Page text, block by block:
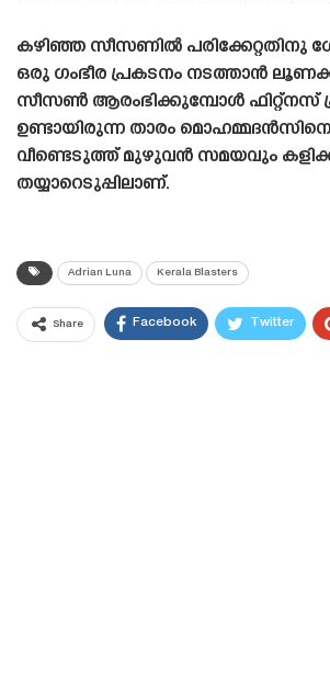
കഴിഞ്ഞ സീസണിൽ പരിക്കേറ്റതിനു
ഒരു ഗംഭീര പ്രകടനം നടത്താൻ ലൂണക്ക്
സീസൺ ആരംഭിക്കുമ്പോൾ ഫിറ്റ്നസ്
ഉണ്ടായിരുന്ന താരം
വീണ്ടെടുത്ത് മുഴുവൻ സമയവും
തയ്യാറെടുപ്പിലാണ്.
Adrian Luna Kerala Blasters
Share Facebook Twitter